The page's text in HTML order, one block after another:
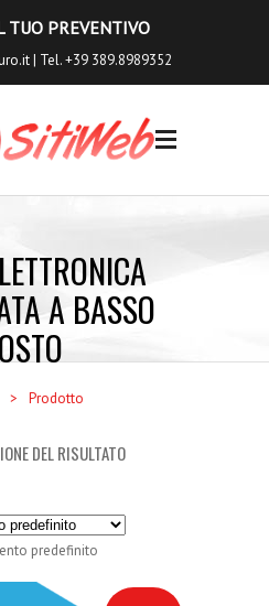
0
Siti Internet
Siti Ecommerce
Seo a Basso Costo
Richiedi Anteprima
TUO PREVENTIVO
| Tel. +39 389.8989352
A BASSO
> Prodotto
DEL RISULTATO
predefinito